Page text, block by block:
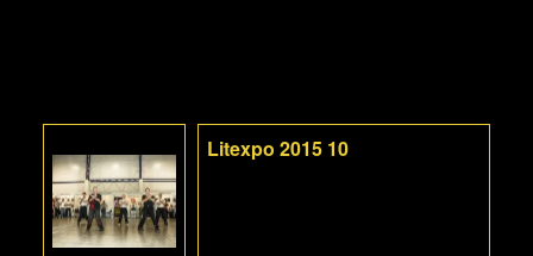
Litexpo 2015 10